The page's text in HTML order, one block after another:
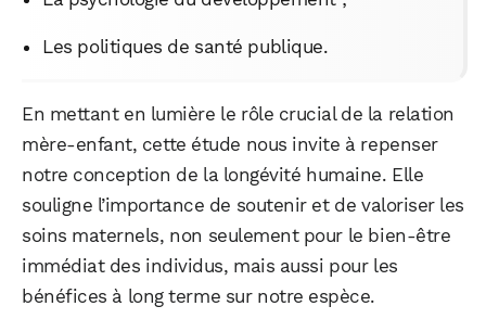
Les politiques de santé publique.
En mettant en lumière le rôle crucial de la relation
mère-enfant, cette étude nous invite à repenser
notre conception de la longévité humaine. Elle
souligne l’importance de soutenir et de valoriser les
soins maternels, non seulement pour le bien-être
immédiat des individus, mais aussi pour les
bénéfices à long terme sur notre espèce.